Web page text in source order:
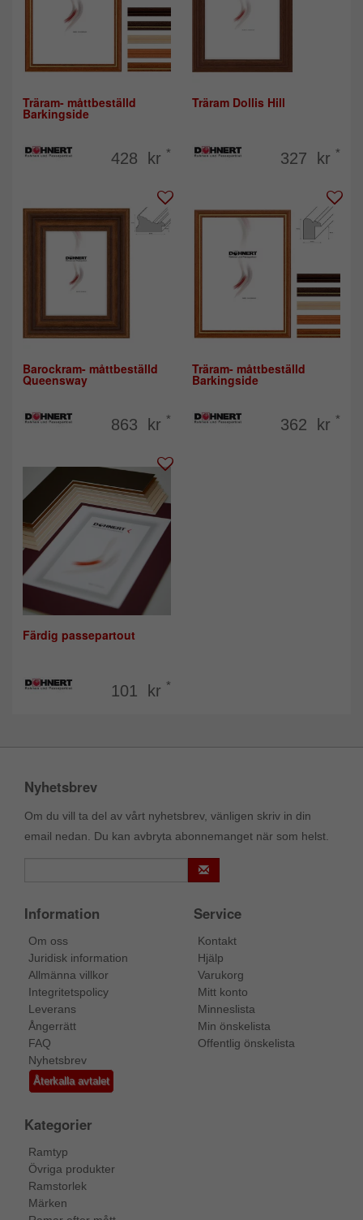
Träram- måttbeställd
Barkingside
428 kr *
Träram Dollis Hill
327 kr *
Barockram- måttbeställd
Queensway
863 kr *
Träram- måttbeställd
Barkingside
362 kr *
Färdig passepartout
101 kr *
Nyhetsbrev
Om du vill ta del av vårt nyhetsbrev, vänligen skriv in din
email nedan. Du kan avbryta abonnemanget när som helst.
Information
Om oss
Juridisk information
Allmänna villkor
Integritetspolicy
Leverans
Ångerrätt
FAQ
Nyhetsbrev
Återkalla avtalet
Service
Kontakt
Hjälp
Varukorg
Mitt konto
Minneslista
Min önskelista
Offentlig önskelista
Kategorier
Ramtyp
Övriga produkter
Ramstorlek
Märken